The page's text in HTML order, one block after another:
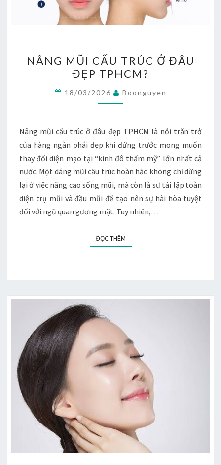
MŨI
CẤU
TRÚC
Ở
ĐẸP
TPHCM?
NÂNG MŨI CẤU TRÚC Ở ĐÂU
ĐẸP TPHCM?
18/03/2026 Boonguyen
Nâng mũi cấu trúc ở đâu đẹp TPHCM là nỗi trăn trở
của hàng ngàn phái đẹp khi đứng trước mong muốn
thay đổi diện mạo tại “kinh đô thẩm mỹ” lớn nhất cả
nước. Một dáng mũi cấu trúc hoàn hảo không chỉ dừng
lại ở việc nâng cao sống mũi, mà còn là sự tái lập toàn
diện trụ mũi và đầu mũi để tạo nên sự hài hòa tuyệt
đối với ngũ quan gương mặt. Tuy nhiên,…
ĐỌC THÊMĐỌC THÊM